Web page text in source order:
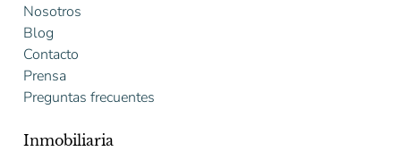
Nosotros
Blog
Contacto
Prensa
Preguntas frecuentes
Inmobiliaria